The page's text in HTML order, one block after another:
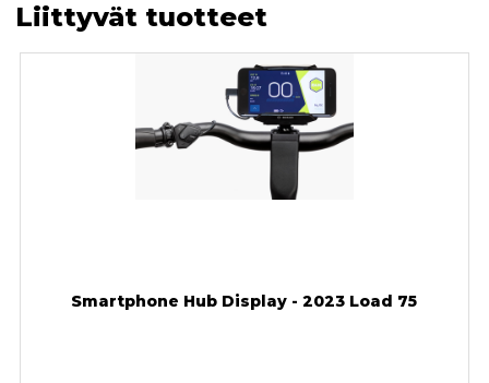
Liittyvät tuotteet
Smartphone Hub Display - 2023 Load 75